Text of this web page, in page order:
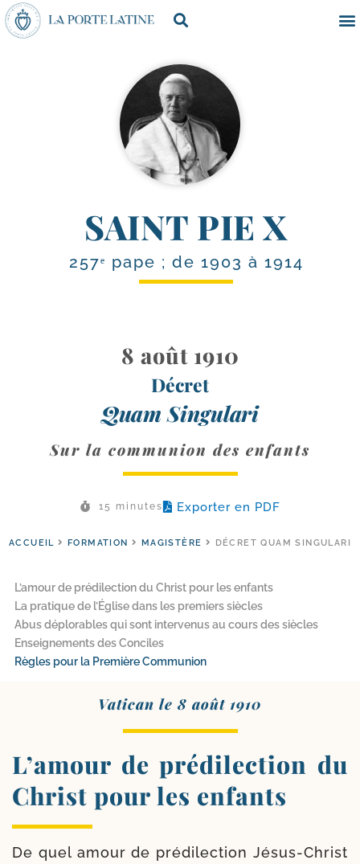
SAINT PIE X
257ᵉ pape ; de 1903 à 1914
8 août 1910
Décret
Quam Singulari
Sur la communion des enfants
15 minutes Exporter en PDF
ACCUEIL FORMATION MAGISTÈRE DÉCRET QUAM SINGULARI
L’amour de prédilection du Christ pour les enfants
La pratique de l’Église dans les premiers siècles
Abus déplorables qui sont intervenus au cours des siècles
Enseignements des Conciles
Règles pour la Première Communion
Vatican le 8 août 1910
L’amour de prédilection du
Christ pour les enfants
De quel amour de pré­di­lec­tion Jésus-​Christ